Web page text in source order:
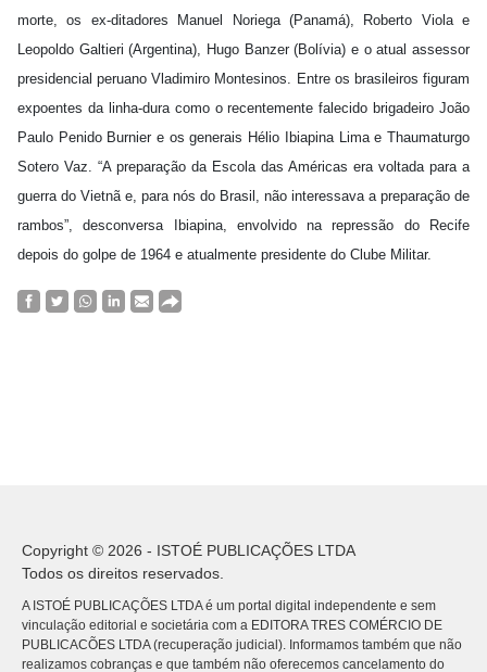
morte, os ex-ditadores Manuel Noriega (Panamá), Roberto Viola e
Leopoldo Galtieri (Argentina), Hugo Banzer (Bolívia) e o atual assessor
presidencial peruano Vladimiro Montesinos. Entre os brasileiros figuram
expoentes da linha-dura como o recentemente falecido brigadeiro João
Paulo Penido Burnier e os generais Hélio Ibiapina Lima e Thaumaturgo
Sotero Vaz. “A preparação da Escola das Américas era voltada para a
guerra do Vietnã e, para nós do Brasil, não interessava a preparação de
rambos”, desconversa Ibiapina, envolvido na repressão do Recife
depois do golpe de 1964 e atualmente presidente do Clube Militar.
Copyright © 2026 - ISTOÉ PUBLICAÇÕES LTDA
Todos os direitos reservados.
A ISTOÉ PUBLICAÇÕES LTDA é um portal digital independente e sem
vinculação editorial e societária com a EDITORA TRES COMÉRCIO DE
PUBLICACÕES LTDA (recuperação judicial). Informamos também que não
realizamos cobranças e que também não oferecemos cancelamento do